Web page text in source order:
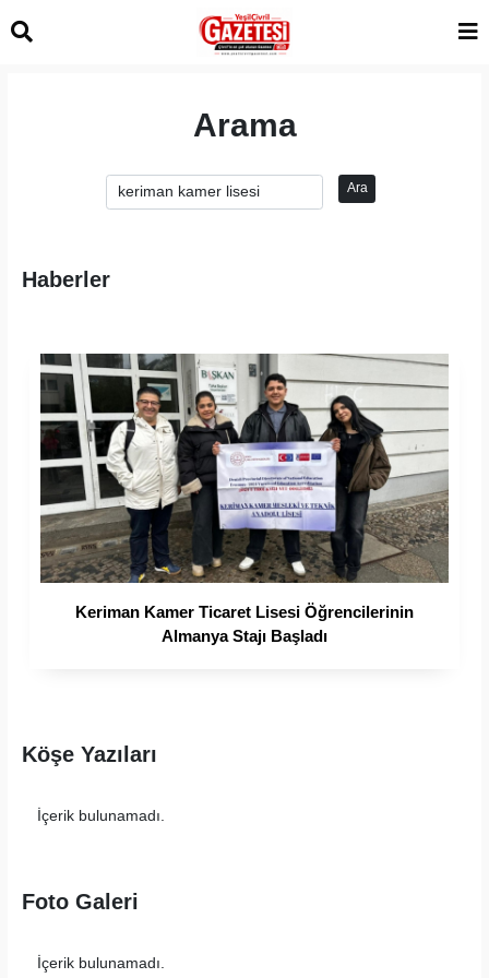
Arama
Ara
Haberler
Keriman Kamer Ticaret Lisesi Öğrencilerinin
Almanya Stajı Başladı
Köşe Yazıları
İçerik bulunamadı.
Foto Galeri
İçerik bulunamadı.